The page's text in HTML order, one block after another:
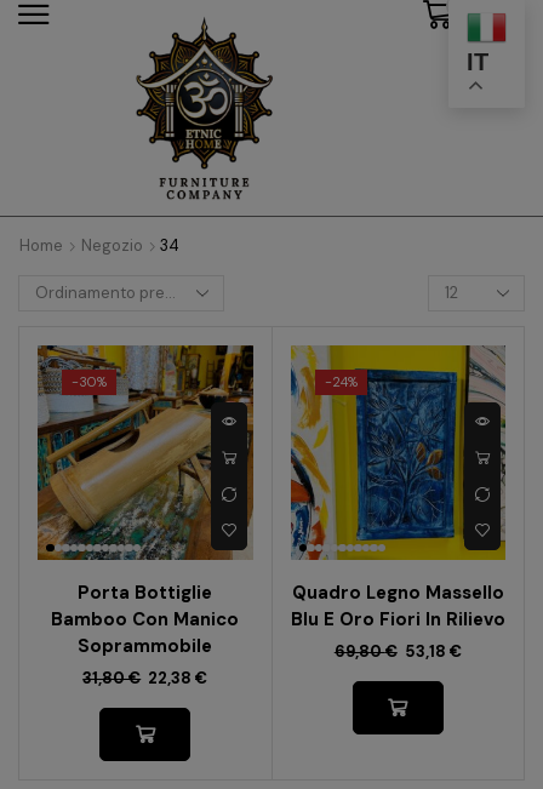
IT
Home Negozio 34
-30%
Porta Bottiglie
Bamboo Con Manico
Soprammobile
31,80€ 22,38€
-24%
Quadro Legno Massello
Blu E Oro Fiori In Rilievo
69,80€ 53,18 €